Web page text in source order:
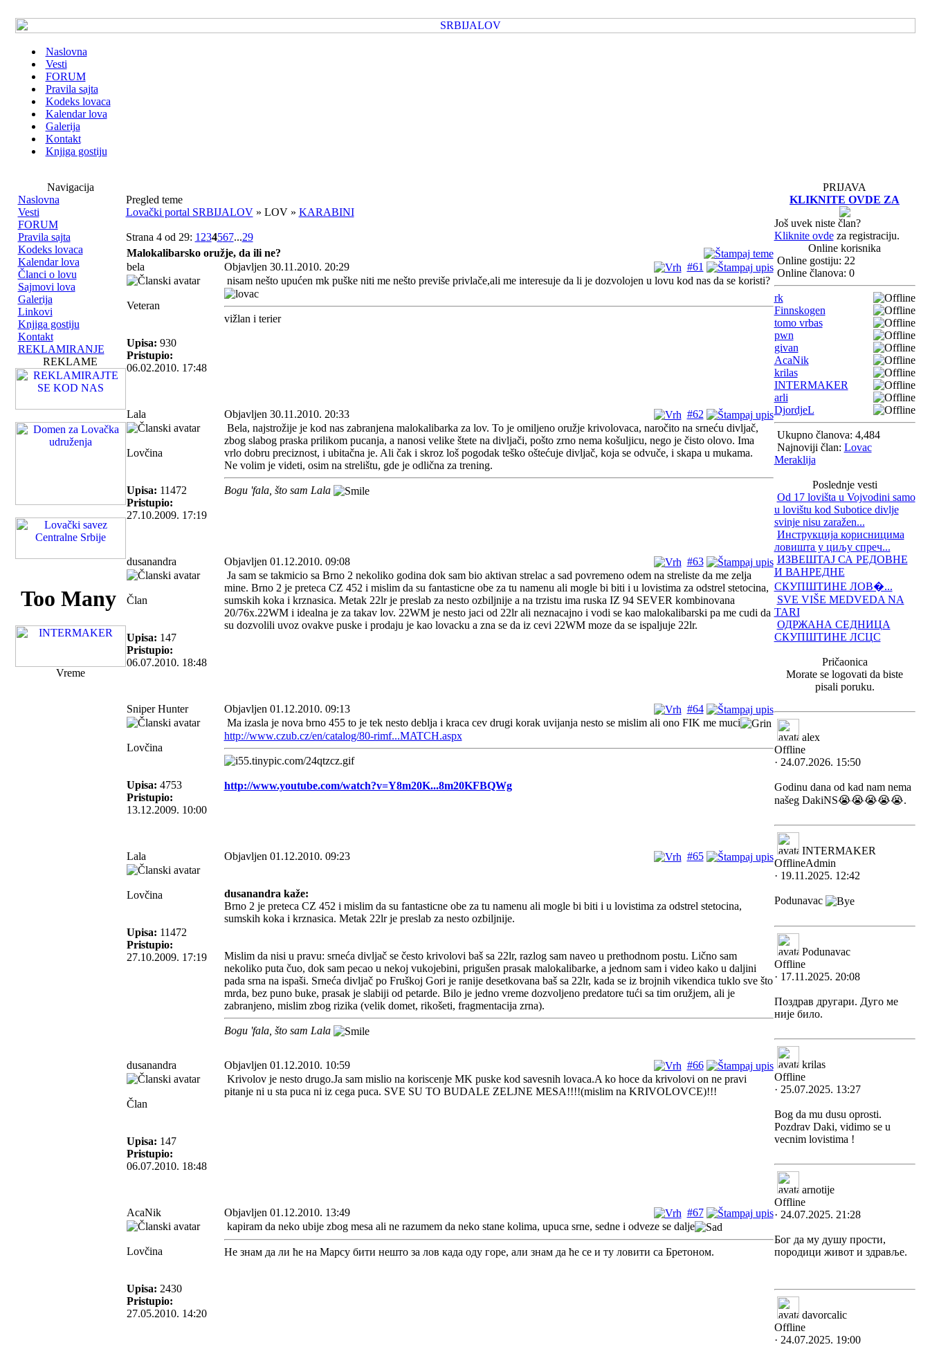
Naslovna
Vesti
FORUM
Pravila sajta
Kodeks lovaca
Kalendar lova
Galerija
Kontakt
Knjiga gostiju
Navigacija
Naslovna
Vesti
FORUM
Pravila sajta
Kodeks lovaca
Kalendar lova
Članci o lovu
Sajmovi lova
Galerija
Linkovi
Knjiga gostiju
Kontakt
REKLAMIRANJE
REKLAME
Vreme
Pregled teme
Lovački portal SRBIJALOV» LOV » KARABINI
Strana 4 od 29: 1 234567...29
Malokalibarsko oružje, da ili ne?
bela
#61
Objavljen 30.11.2010. 20:29
Veteran
Upisa: 930
Pristupio:
06.02.2010. 17:48
nisam nešto upućen mk puške niti me nešto previše privlače,ali me interesuje da li je dozvolojen u lovu kod nas da se koristi?
vižlan i terier
Lala #62
Objavljen 30.11.2010. 20:33
Lovčina
Upisa: 11472
Pristupio:
27.10.2009. 17:19
Bela, najstrožije je kod nas zabranjena malokalibarka za lov. To je omiljeno oružje krivolovaca, naročito na srneću divljač,
zbog slabog praska prilikom pucanja, a nanosi velike štete na divljači, pošto zrno nema košuljicu, nego je čisto olovo. Ima
vrlo dobru preciznost, i ubitačna je. Ali čak i skroz loš pogodak teško oštećuje divljač, koja se odvuče, i skapa u mukama.
Ne volim je videti, osim na strelištu, gde je odlična za trening.
Bogu 'fala, što sam Lala
dusanandra #63
Objavljen 01.12.2010. 09:08
Član
Upisa: 147
Pristupio:
06.07.2010. 18:48
Ja sam se takmicio sa Brno 2 nekoliko godina dok sam bio aktivan strelac a sad povremeno odem na streliste da me zelja
mine. Brno 2 je preteca CZ 452 i mislim da su fantasticne obe za tu namenu ali mogle bi biti i u lovistima za odstrel stetocina,
sumskih koka i krznasica. Metak 22lr je preslab za nesto ozbiljnije a na trzistu ima ruska IZ 94 SEVER kombinovana
20/76x.22WM i idealna je za takav lov. 22WM je nesto jaci od 22lr ali neznacajno i vodi se kao malokalibarski pa me cudi da
su dozvolili uvoz ovakve puske i prodaju je kao lovacku a zna se da iz cevi 22WM moze da se ispaljuje 22lr.
Sniper Hunter #64
Objavljen 01.12.2010. 09:13
Lovčina
Upisa: 4753
Pristupio:
13.12.2009. 10:00
Ma izasla je nova brno 455 to je tek nesto deblja i kraca cev drugi korak uvijanja nesto se mislim ali ono FIK me muci
http://www.czub.cz/en/catalog/80-rimf...MATCH.aspx
http://www.youtube.com/watch?v=Y8m20K...8m20KFBQWg
Lala #65
Objavljen 01.12.2010. 09:23
Lovčina
Upisa: 11472
Pristupio:
27.10.2009. 17:19
dusanandra kaže:
Brno 2 je preteca CZ 452 i mislim da su fantasticne obe za tu namenu ali mogle bi biti i u lovistima za odstrel stetocina,
sumskih koka i krznasica. Metak 22lr je preslab za nesto ozbiljnije.
Mislim da nisi u pravu: srneća divljač se često krivolovi baš sa 22lr, razlog sam naveo u prethodnom postu. Lično sam
nekoliko puta čuo, dok sam pecao u nekoj vukojebini, prigušen prasak malokalibarke, a jednom sam i video kako u daljini
pada srna na ispaši. Srneća divljač po Fruškoj Gori je ranije desetkovana baš sa 22lr, kada se iz brojnih vikendica tuklo sve što
mrda, bez puno buke, prasak je slabiji od petarde. Bilo je jedno vreme dozvoljeno predatore tući sa tim oružjem, ali je
zabranjeno, mislim zbog rizika (velik domet, rikošeti, fragmentacija zrna).
Bogu 'fala, što sam Lala
dusanandra #66
Objavljen 01.12.2010. 10:59
Član
Upisa: 147
Pristupio:
06.07.2010. 18:48
Krivolov je nesto drugo.Ja sam mislio na koriscenje MK puske kod savesnih lovaca.A ko hoce da krivolovi on ne pravi
pitanje ni u sta puca ni iz cega puca. SVE SU TO BUDALE ZELJNE MESA!!!!(mislim na KRIVOLOVCE)!!!
AcaNik #67
Objavljen 01.12.2010. 13:49
Lovčina
Upisa: 2430
Pristupio:
27.05.2010. 14:20
kapiram da neko ubije zbog mesa ali ne razumem da neko stane kolima, upuca srne, sedne i odveze se dalje
Не знам да ли ће на Марсу бити нешто за лов када оду горе, али знам да ће се и ту ловити са Бретоном.
PRIJAVA
KLIKNITE OVDE ZA
Još uvek niste član?
Kliknite ovdeza registraciju.
Online korisnika
Online gostiju: 22
Online članova: 0
rk
Finnskogen
tomo vrbas
pwn
givan
AcaNik
krilas
INTERMAKER
arli
DjordjeL
Ukupno članova: 4,484
Najnoviji član: Lovac
Meraklija
Poslednje vesti
Od 17 lovišta u Vojvodini samo
u lovištu kod Subotice divlje
svinje nisu zaražen...
Инструкција корисницима
ловишта у циљу спреч...
ИЗВЕШТАЈ СА РЕДОВНЕ
И ВАНРЕДНЕ
СКУПШТИНЕ ЛОВ�...
SVE VIŠE MEDVEDA NA
TARI
ОДРЖАНА СЕДНИЦА
СКУПШТИНЕ ЛСЦС
Pričaonica
Morate se logovati da biste
pisali poruku.
alex
Offline
· 24.07.2026. 15:50
Godinu dana od kad nam nema
našeg DakiNS😭😭😭😭😭.
INTERMAKER
OfflineAdmin
· 19.11.2025. 12:42
Podunavac
Podunavac
Offline
· 17.11.2025. 20:08
Поздрав другари. Дуго ме
није било.
krilas
Offline
· 25.07.2025. 13:27
Bog da mu dusu oprosti.
Pozdrav Daki, vidimo se u
vecnim lovistima !
arnotije
Offline
· 24.07.2025. 21:28
Бог да му душу прости,
породици живот и здравље.
davorcalic
Offline
· 24.07.2025. 19:00